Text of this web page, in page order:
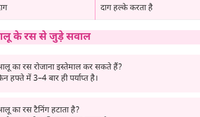
दाग हल्के करता है
के रस से जुड़े सवाल
का रस रोजाना इस्तेमाल कर सकते हैं?
हफ्ते में 3–4 बार ही पर्याप्त है।
का रस टैनिंग हटाता है?